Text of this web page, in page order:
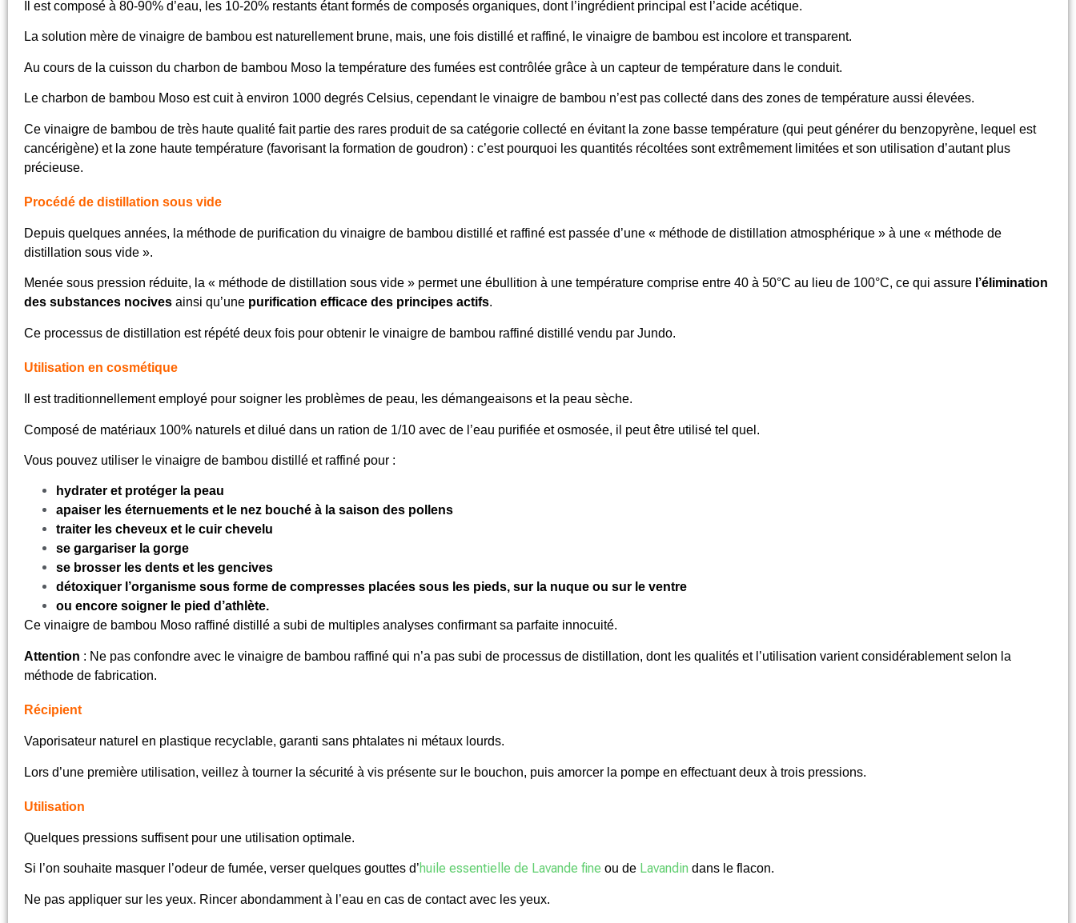
Il est composé à 80-90% d’eau, les 10-20% restants étant formés de composés organiques, dont l’ingrédient principal est l’acide acétique.
La solution mère de vinaigre de bambou est naturellement brune, mais, une fois distillé et raffiné, le vinaigre de bambou est incolore et transparent.
Au cours de la cuisson du charbon de bambou Moso la température des fumées est contrôlée grâce à un capteur de température dans le conduit.
Le charbon de bambou Moso est cuit à environ 1000 degrés Celsius, cependantle vinaigre de bambou n’est pas collecté dans des zones de température aussi élevées.
Ce vinaigre de bambou de très haute qualité fait partie des rares produit de sa catégorie collecté en évitant la zone basse température (qui peut générer du benzopyrène, lequel est
cancérigène) et la zone haute température (favorisant la formation de goudron) : c’est pourquoi les quantités récoltées sont extrêmement limitées et son utilisation d’autant plus
précieuse.
Procédé de distillation sous vide
Depuis quelques années, la méthode de purification du vinaigre de bambou distillé et raffiné est passée d’une « méthode de distillation atmosphérique » à une « méthode de
distillation sous vide ».
Menée sous pression réduite, la « méthode de distillation sous vide » permet une ébullition à une température comprise entre 40 à 50°C au lieu de 100°C, ce qui assure l’élimination
des substances nocives ainsi qu’une purification efficace des principes actifs.
Ce processus de distillation est répété deux fois pour obtenir le vinaigre de bambou raffiné distillé vendu par Jundo.
Utilisation en cosmétique
Il est traditionnellement employé pour soigner les problèmes de peau, les démangeaisons et la peau sèche.
Composé de matériaux 100% naturels et dilué dans un ration de 1/10 avec de l’eau purifiée et osmosée, il peut être utilisé tel quel.
Vous pouvez utiliser le vinaigre de bambou distillé et raffiné pour :
hydrater et protéger la peau
apaiser les éternuements et le nez bouché à la saison des pollens
traiter les cheveux et le cuir chevelu
se gargariser la gorge
se brosser les dents et les gencives
détoxiquer l’organisme sous forme de compresses placées sous les pieds, sur la nuque ou sur le ventre
ou encore soigner le pied d’athlète.
Ce vinaigre de bambou Moso raffiné distillé a subi de multiples analyses confirmant sa parfaite innocuité.
Attention : Ne pas confondre avec le vinaigre de bambou raffiné qui n’a pas subi de processus de distillation, dont les qualités et l’utilisation varient considérablement selon la
méthode de fabrication.
Récipient
Vaporisateur naturel en plastique recyclable, garanti sans phtalates ni métaux lourds.
Lors d’une première utilisation, veillez à tourner la sécurité à vis présente sur le bouchon, puis amorcer la pompe en effectuant deux à trois pressions.
Utilisation
Quelques pressions suffisent pour une utilisation optimale.
Si l’on souhaite masquer l’odeur de fumée, verser quelques gouttes d’huile essentielle de Lavande fine ou de Lavandin dans le flacon.
Ne pas appliquer sur les yeux. Rincer abondamment à l’eau en cas de contact avec les yeux.